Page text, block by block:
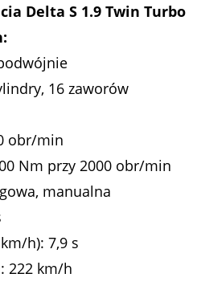
Delta S 1.9 Twin Turbo
16 zaworów
obr/min
Nm przy 2000 obr/min
manualna
h): 7,9 s
222 km/h